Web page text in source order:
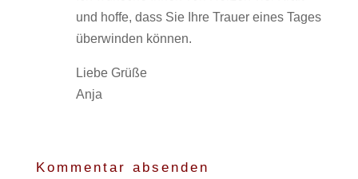
und hoffe, dass Sie Ihre Trauer eines Tages
überwinden können.
Liebe Grüße
Anja
Kommentar absenden